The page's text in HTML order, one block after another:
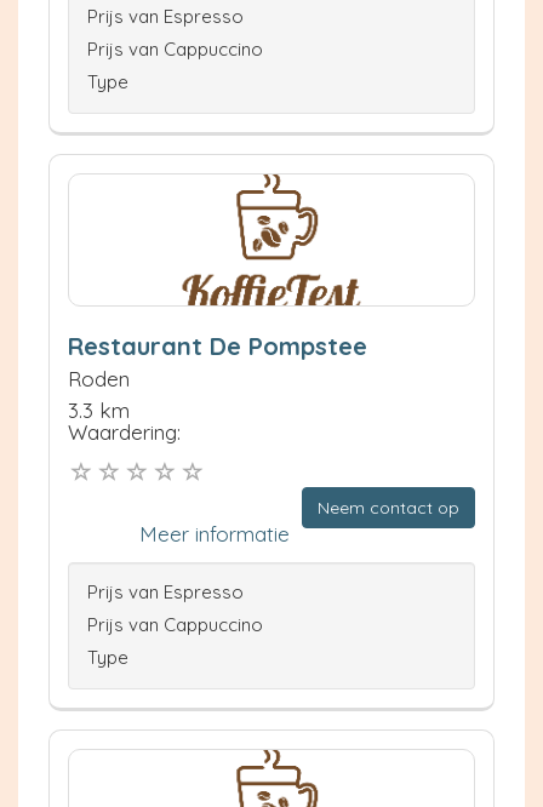
Prijs van Espresso
Prijs van Cappuccino
Type
Restaurant De Pompstee
Roden
3.3 km
Waardering:
Neem contact op
Meer informatie
Prijs van Espresso
Prijs van Cappuccino
Type